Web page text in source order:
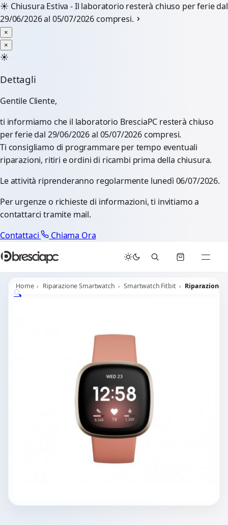
☀️ Chiusura Estiva - Il laboratorio resterà chiuso per ferie dal
29/06/2026 al 05/07/2026 compresi.
×
×
☀️
Dettagli
Gentile Cliente,
ti informiamo che il laboratorio BresciaPC resterà chiuso
per ferie dal 29/06/2026 al 05/07/2026 compresi.
Ti consigliamo di programmare per tempo eventuali
riparazioni, ritiri e ordini di ricambi prima della chiusura.
Le attività riprenderanno regolarmente lunedì 06/07/2026.
Per urgenze o richieste di informazioni, ti invitiamo a
contattarci tramite mail.
Contattaci
Chiama Ora
Home Riparazione Smartwatch Smartwatch Fitbit Riparazione
🔍